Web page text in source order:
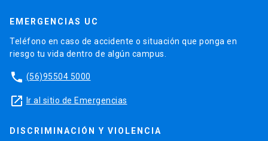
EMERGENCIAS UC
Teléfono en caso de accidente o situación que ponga en
riesgo tu vida dentro de algún campus.
phone (56)95504 5000
launch Ir al sitio de Emergencias
DISCRIMINACIÓN Y VIOLENCIA